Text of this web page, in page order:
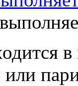
или